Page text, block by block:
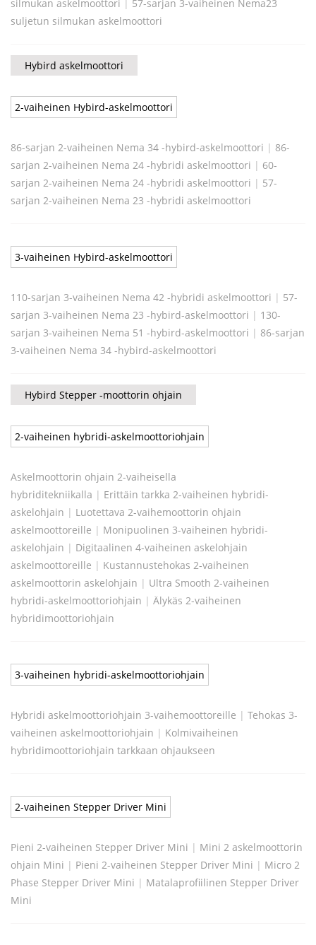
silmukan askelmoottori | 57-sarjan 3-vaiheinen Nema23
suljetun silmukan askelmoottori
Hybird askelmoottori
2-vaiheinen Hybird-askelmoottori
86-sarjan 2-vaiheinen Nema 34 -hybird-askelmoottori | 86-
sarjan 2-vaiheinen Nema 24 -hybridi askelmoottori | 60-
sarjan 2-vaiheinen Nema 24 -hybridi askelmoottori | 57-
sarjan 2-vaiheinen Nema 23 -hybridi askelmoottori
3-vaiheinen Hybird-askelmoottori
110-sarjan 3-vaiheinen Nema 42 -hybridi askelmoottori | 57-
sarjan 3-vaiheinen Nema 23 -hybird-askelmoottori | 130-
sarjan 3-vaiheinen Nema 51 -hybird-askelmoottori | 86-sarjan
3-vaiheinen Nema 34 -hybird-askelmoottori
Hybird Stepper -moottorin ohjain
2-vaiheinen hybridi-askelmoottoriohjain
Askelmoottorin ohjain 2-vaiheisella
hybriditekniikalla | Erittäin tarkka 2-vaiheinen hybridi-
askelohjain | Luotettava 2-vaihemoottorin ohjain
askelmoottoreille | Monipuolinen 3-vaiheinen hybridi-
askelohjain | Digitaalinen 4-vaiheinen askelohjain
askelmoottoreille | Kustannustehokas 2-vaiheinen
askelmoottorin askelohjain | Ultra Smooth 2-vaiheinen
hybridi-askelmoottoriohjain | Älykäs 2-vaiheinen
hybridimoottoriohjain
3-vaiheinen hybridi-askelmoottoriohjain
Hybridi askelmoottoriohjain 3-vaihemoottoreille | Tehokas 3-
vaiheinen askelmoottoriohjain | Kolmivaiheinen
hybridimoottoriohjain tarkkaan ohjaukseen
2-vaiheinen Stepper Driver Mini
Pieni 2-vaiheinen Stepper Driver Mini | Mini 2 askelmoottorin
ohjain Mini | Pieni 2-vaiheinen Stepper Driver Mini | Micro 2
Phase Stepper Driver Mini | Matalaprofiilinen Stepper Driver
Mini